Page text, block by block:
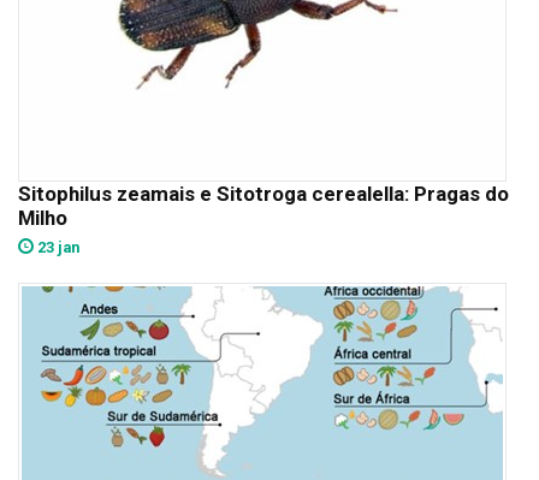
Sitophilus zeamais e Sitotroga cerealella: Pragas do
Milho
23 jan